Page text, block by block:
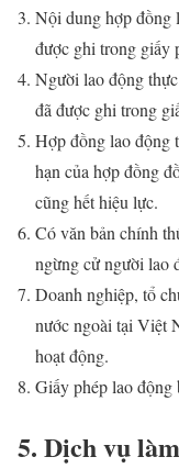
Nội dung hợp đồng
được ghi trong giấy
Người lao động
đã được ghi trong
Hợp đồng lao động
hạn của hợp đồng
cũng hết hiệu lực.
Có văn bản chính
ngừng cử người lao
Doanh nghiệp, tổ
nước ngoài tại Việt
hoạt động.
Giấy phép lao động
5. Dịch vụ